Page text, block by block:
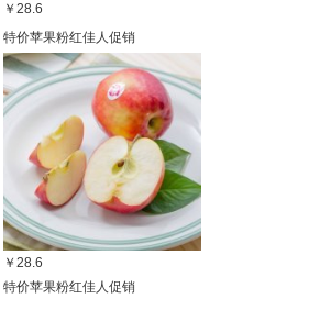
￥28.6
特价苹果粉红佳人促销
￥28.6
特价苹果粉红佳人促销